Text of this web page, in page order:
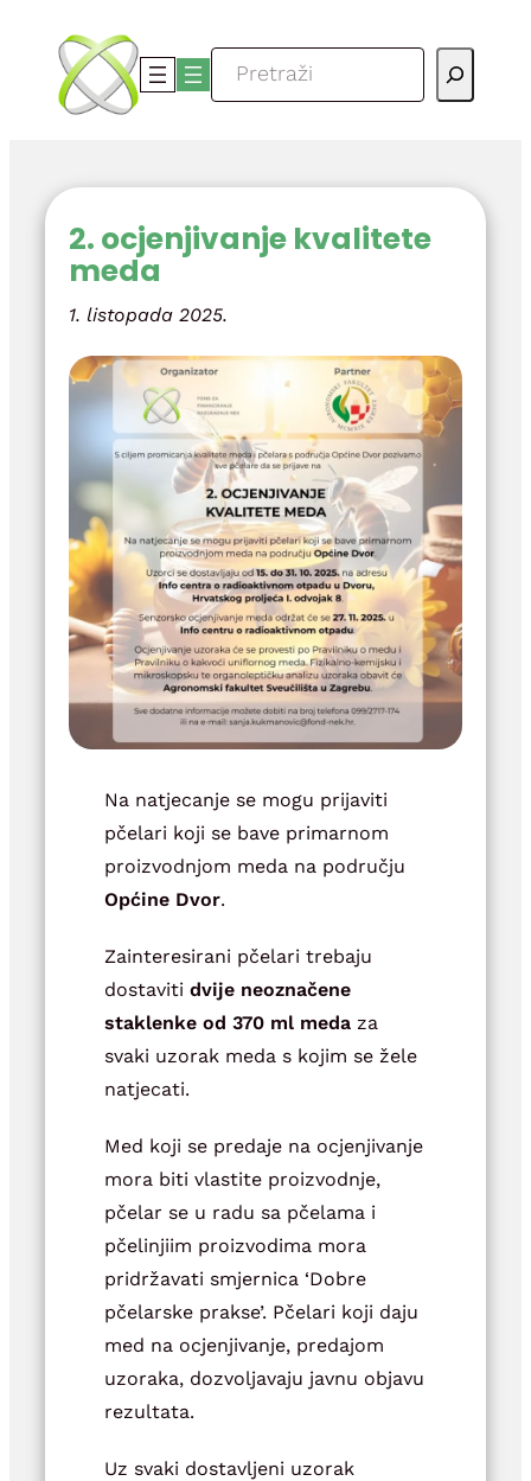
sadržaja
Pretraga
2. ocjenjivanje kvalitete
meda
1. listopada 2025.
Na natjecanje se mogu prijaviti
pčelari koji se bave primarnom
proizvodnjom meda na području
Općine Dvor.
Zainteresirani pčelari trebaju
dostaviti dvije neoznačene
staklenke od 370 ml meda za
svaki uzorak meda s kojim se žele
natjecati.
Med koji se predaje na ocjenjivanje
mora biti vlastite proizvodnje,
pčelar se u radu sa pčelama i
pčelinjiim proizvodima mora
pridržavati smjernica ‘Dobre
pčelarske prakse’. Pčelari koji daju
med na ocjenjivanje, predajom
uzoraka, dozvoljavaju javnu objavu
rezultata.
Uz svaki dostavljeni uzorak